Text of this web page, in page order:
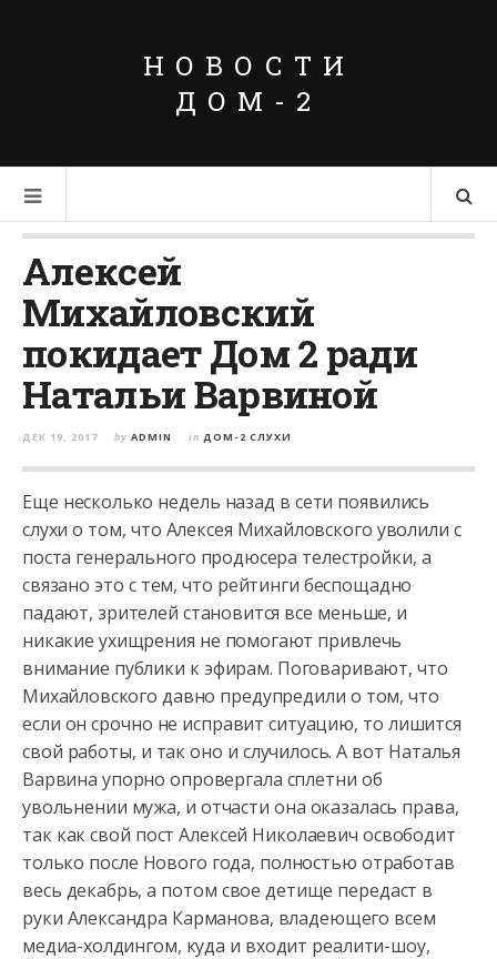
НОВОСТИ
ДОМ-2
Алексей
Михайловский
покидает Дом 2 ради
Натальи Варвиной
ДЕК 19, 2017 by ADMIN in ДОМ-2 СЛУХИ
Еще несколько недель назад в сети появились
слухи о том, что Алексея Михайловского уволили с
поста генерального продюсера телестройки, а
связано это с тем, что рейтинги беспощадно
падают, зрителей становится все меньше, и
никакие ухищрения не помогают привлечь
внимание публики к эфирам. Поговаривают, что
Михайловского давно предупредили о том, что
если он срочно не исправит ситуацию, то лишится
свой работы, и так оно и случилось. А вот Наталья
Варвина упорно опровергала сплетни об
увольнении мужа, и отчасти она оказалась права,
так как свой пост Алексей Николаевич освободит
только после Нового года, полностью отработав
весь декабрь, а потом свое детище передаст в
руки Александра Карманова, владеющего всем
медиа-холдингом, куда и входит реалити-шоу,